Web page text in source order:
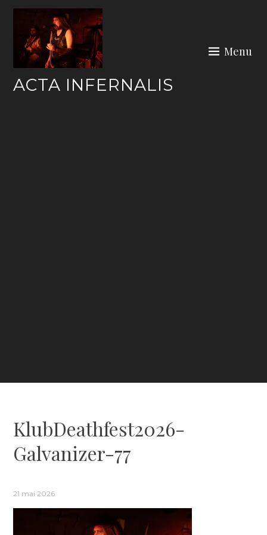
Skip
content
ACTA INFERNALIS
Menu
KlubDeathfest2026-
Galvanizer-77
21 mai 2026